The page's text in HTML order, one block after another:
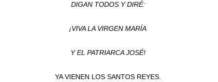
DIGAN TODOS Y DIRÉ:
¡VIVA LA VIRGEN MARÍA
Y EL PATRIARCA JOSÉ!
YA VIENEN LOS SANTOS REYES.